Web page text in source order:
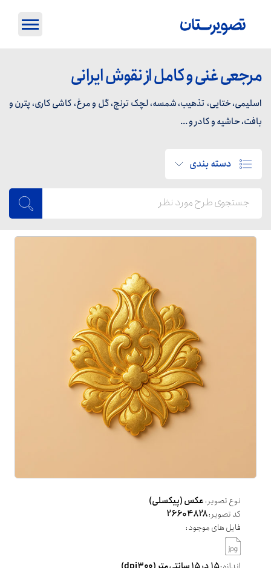
مرجعی غنی و کامل از نقوش ایرانی
اسلیمی، ختایی، تذهیب، شمسه، لچک ترنج، گل و مرغ، کاشی کاری، پترن و
بافت، حاشیه و کادر و ...
دسته بندی
نوع تصویر:عکس (پیکسلی)
کد تصویر:26604828
فایل های موجود: